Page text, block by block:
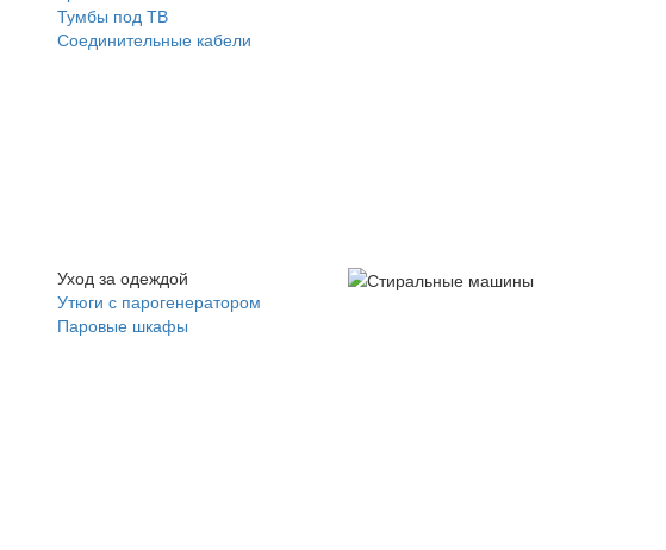
Тумбы под ТВ
Соединительные кабели
Уход за одеждой
Утюги с парогенератором
Паровые шкафы